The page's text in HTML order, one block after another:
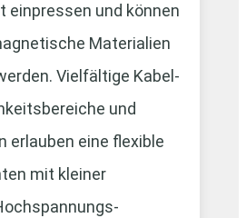
einpressen und können
Materialien
Vielfältige Kabel­
und
erlauben eine flexible
mit kleiner